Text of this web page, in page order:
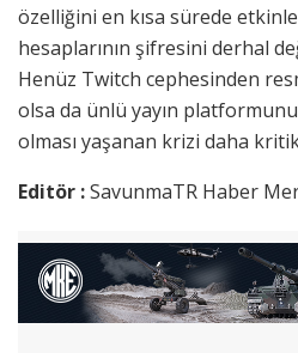
özelliğini en kısa sürede
hesaplarının şifresini derhal
Henüz Twitch cephesinden
olsa da ünlü yayın
olması yaşanan krizi daha
Editör :SavunmaTR Haber